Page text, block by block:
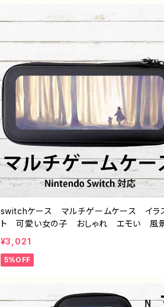
switchケース マルチゲームケース イラ
ト 可愛い女の子 おしゃれ エモい
綺麗 美しい 景色 くま スイッチケー
カバー 個性的 おすすめ 人気 イラスト
ーター クリエイター 絵師 オリジナル
¥3,021
5%OFF